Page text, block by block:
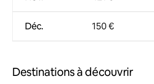
Déc. 150 €
Destinations à découvrir